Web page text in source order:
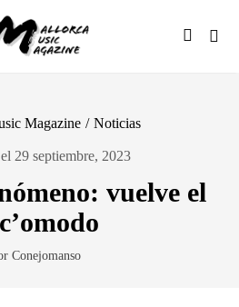
Magazine / Noticias
29 septiembre, 2023
vuelve el
Conejomanso